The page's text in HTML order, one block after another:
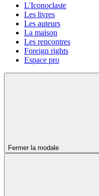
L'Iconoclaste
Les livres
Les auteurs
La maison
Les rencontres
Foreign rights
Espace pro
Fermer la modale